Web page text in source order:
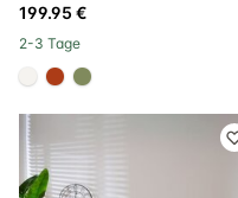
199.95 €
2-3 Tage
#f5f3ef
#ac3c17
#808a5d